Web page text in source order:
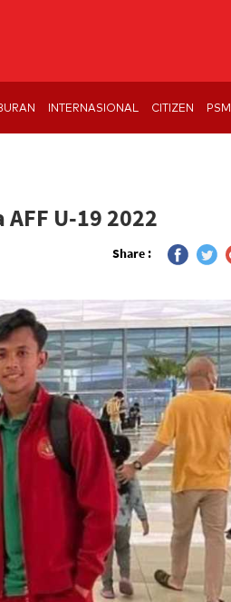
INTERNASIONAL CITIZEN PSM
U-19 2022
Share :